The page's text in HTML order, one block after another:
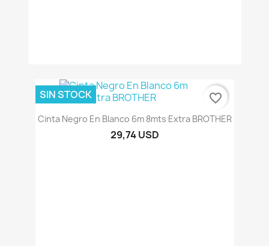
Cinta Negro En Blanco 6m 8mts Extra BROTHER
29,74 USD
SIN STOCK favorite_border